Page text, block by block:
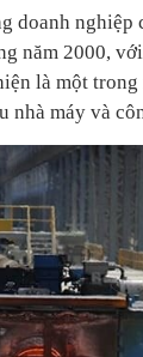
doanh
năm 2000,
là một
nhà máy và